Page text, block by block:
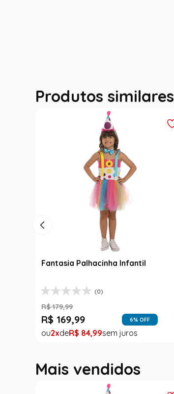
Produtos similares
Fantasia Palhacinha Infantil
(0)
R$ 179,99
R$ 169,99 6% OFF
2 R$ 84,99
Mais vendidos